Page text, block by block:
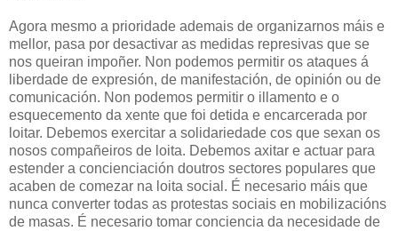
Agora mesmo a prioridade ademais de organizarnos máis e
mellor, pasa por desactivar as medidas represivas que se
nos queiran impoñer. Non podemos permitir os ataques á
liberdade de expresión, de manifestación, de opinión ou de
comunicación. Non podemos permitir o illamento e o
esquecemento da xente que foi detida e encarcerada por
loitar. Debemos exercitar a solidariedade cos que sexan os
nosos compañeiros de loita. Debemos axitar e actuar para
estender a concienciación doutros sectores populares que
acaben de comezar na loita social. É necesario máis que
nunca converter todas as protestas sociais en mobilizacións
de masas. É necesario tomar conciencia da necesidade de